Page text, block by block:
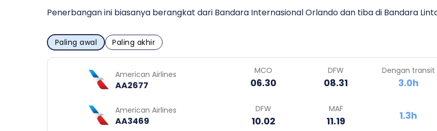
Penerbangan ini biasanya berangkat dari Bandara Internasional Orlando dan tiba di Bandara
Paling awal Paling akhir
American Airlines
AA2677
MCO
06.30
DFW
08.31
Dengan transit
3.0h
American Airlines
AA3469
DFW
10.02
MAF
11.19 1.3h